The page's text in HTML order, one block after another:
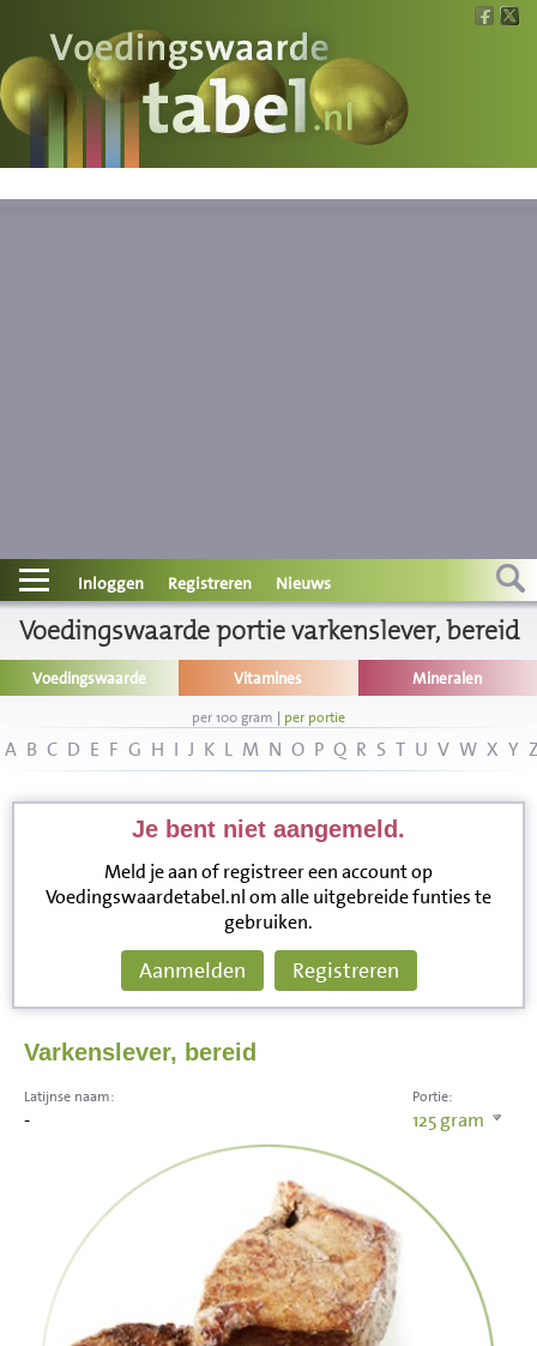
Voedingswaarde
Wat is wat?
Contact
Informatie
Disclaimer
Inloggen Registreren Nieuws
Voedingswaarde portie varkenslever, bereid
Voedingswaarde Vitamines Mineralen
per 100 gram | per portie
A B C D E F G H I J K L M N O P Q R S T U V W X Y
Je bent niet aangemeld.
Meld je aan of registreer een account op
Voedingswaardetabel.nl om alle uitgebreide funties te
gebruiken.
Aanmelden Registreren
Varkenslever, bereid
Portie:
125gram
Latijnse naam:
-